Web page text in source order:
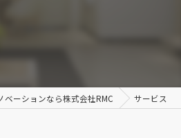
ベーションなら株式会社RMC サービス